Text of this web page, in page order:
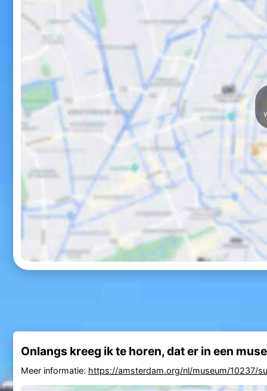
Onlangs kreeg ik te horen, dat er in een
Meer informatie: https://amsterdam.org/nl/museum/10237/